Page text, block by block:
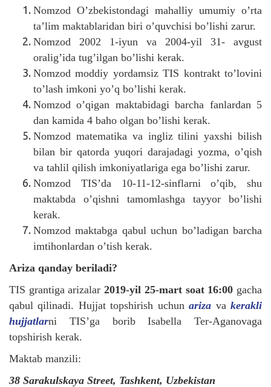
Nomzod O’zbekistondagi mahalliy umumiy o’rta
ta’lim maktablaridan biri o’quvchisi bo’lishi zarur.
Nomzod 2002 1-iyun va 2004-yil 31- avgust
oralig’ida tug’ilgan bo’lishi kerak.
Nomzod moddiy yordamsiz TIS kontrakt to’lovini
to’lash imkoni yo’q bo’lishi kerak.
Nomzod o’qigan maktabidagi barcha fanlardan 5
dan kamida 4 baho olgan bo’lishi kerak.
Nomzod matematika va ingliz tilini yaxshi bilish
bilan bir qatorda yuqori darajadagi yozma, o’qish
va tahlil qilish imkoniyatlariga ega bo’lishi zarur.
Nomzod TIS’da 10-11-12-sinflarni o’qib, shu
maktabda o’qishni tamomlashga tayyor bo’lishi
kerak.
Nomzod maktabga qabul uchun bo’ladigan barcha
imtihonlardan o’tish kerak.
Ariza qanday beriladi?
TIS grantiga arizalar2019-yil 25-mart soat 16:00 gacha
qabul qilinadi. Hujjat topshirish uchunariza vakerakli
hujjatlarni TIS’ga borib Isabella Ter-Aganovaga
topshirish kerak.
Maktab manzili:
38 Sarakulskaya Street, Tashkent, Uzbekistan